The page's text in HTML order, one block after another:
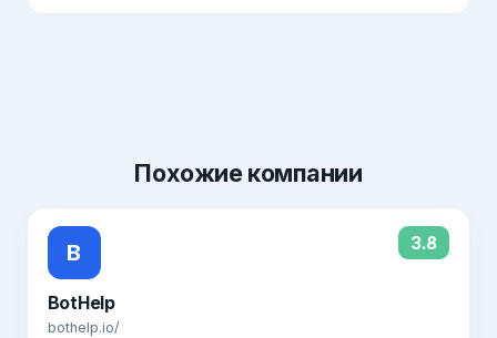
Похожиекомпании
B 3.8
BotHelp
bothelp.io/